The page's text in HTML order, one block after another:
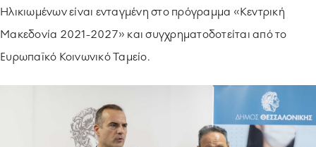
Ηλικιωμένων είναι ενταγμένη στο πρόγραμμα «Κεντρική
Μακεδονία 2021-2027» και συγχρηματοδοτείται από το
Ευρωπαϊκό Κοινωνικό Ταμείο.